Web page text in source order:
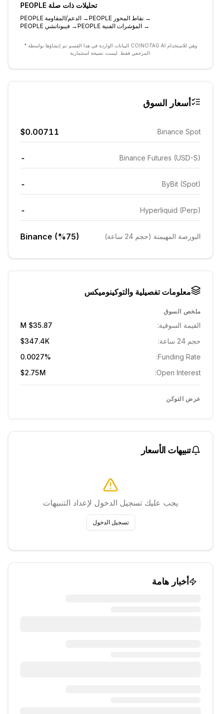
PEOPLE تحليلات ذات صلة
PEOPLE الدعم/المقاومة →PEOPLE نقاط المحور →
PEOPLE فيبوناتشي →PEOPLE المؤشرات الفنية →
* البيانات الواردة في هذا القسم تم إنشاؤها بواسطة COINOTAG AI وهي للاستخدام
أسعار السوق
Binance Spot
$0.00711
Binance Futures (USD-S)
-
ByBit (Spot)
-
Hyperliquid (Perp)
-
البورصة المهيمنة (حجم 24 ساعة) Binance (%75)
معلومات تفصيلية والتوكينوميكس
ملخص السوق
القيمة السوقية:
$35.87 M
حجم 24 ساعة:
$347.4K
Funding Rate:
0.0027%
Open Interest:
$2.75M
عرض التوكن
تنبيهات الأسعار
يجب عليك تسجيل الدخول لإعداد التنبيهات
تسجيل الدخول
أخبار هامة